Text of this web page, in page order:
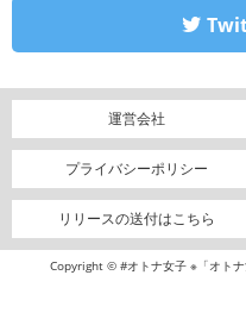
運営会社
プライバシーポリシー
リリースの送付はこちら
Copyright © #オトナ女子 ※「オト